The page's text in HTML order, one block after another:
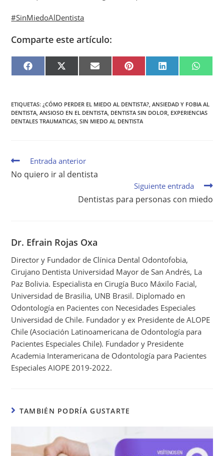
#SinMiedoAlDentista
Comparte este artículo:
F
A
O
K
X
(
T
E
R
)
E
M
P
I
E
S
T
L
I
I
N
W
H
P
P
ETIQUETAS:¿CÓMO PERDER EL MIEDO AL DENTISTA?, ANSIEDAD Y FOBIA AL
DENTISTA, ANSIOSO EN EL DENTISTA, DENTISTA SIN DOLOR, EXPERIENCIAS
DENTALES TRAUMATICAS, SIN MIEDO AL DENTISTA
Entrada anterior
No quiero ir al dentista
Siguiente entrada
Dentistas para personas con miedo
Dr. Efrain Rojas Oxa
Director y Fundador de Clínica Dental Odontofobia,
Cirujano Dentista Universidad Mayor de San Andrés, La
Paz Bolivia. Especialista en Cirugía Buco Máxilo Facial,
Universidad de Brasilia, UNB Brasil. Diplomado en
Odontología en Pacientes con Necesidades Especiales
Universidad de Chile. Fundador y ex Presidente de ALOPE
Chile (Asociación Latinoamericana de Odontología para
Pacientes Especiales Chile). Fundador y Presidente
Academia Interamericana de Odontología para Pacientes
Especiales AIOPE 2019-2022.
TAMBIÉN PODRÍA GUSTARTE